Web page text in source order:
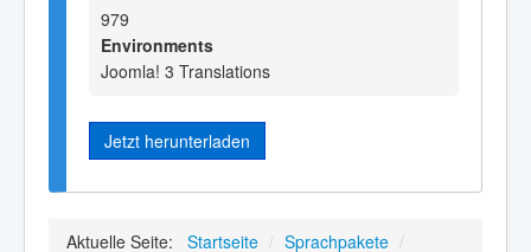
979
Environments
Joomla! 3 Translations
Jetzt herunterladen
Aktuelle Seite: Startseite / Sprachpakete /